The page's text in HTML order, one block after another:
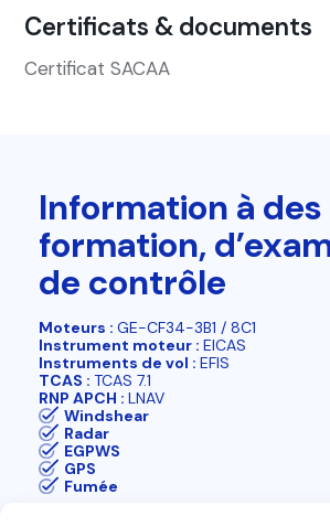
Certificats & documents
Certificat SACAA
Information à des
formation,
de contrôle
Moteurs : GE-CF34-3B1 / 8C1
Instrument moteur : EICAS
Instruments de vol : EFIS
TCAS : TCAS 7.1
RNP APCH : LNAV
Windshear
Radar
EGPWS
GPS
Fumée